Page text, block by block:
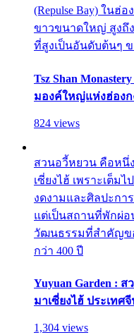
(Repulse Bay) ในฮ่
ขาวขนาดใหญ่ สูงถึง
ที่สูงเป็นอันดับต้นๆ
Tsz Shan
มองค์ใหญ่แห่งฮ่องก
824 views
สวนอวี้หยวน คือหนึ่
เซี่ยงไฮ้ เพราะเต็ม
งดงามและศิลปะกา
แต่เป็นสถานที่พักผ่อ
วัฒนธรรมที่สำคัญข
กว่า 400 ปี
Yuyuan Garden :
มาเซี่ยงไฮ้ ประเทศ
1,304 views